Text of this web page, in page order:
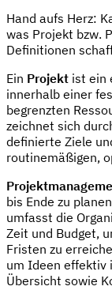
Hand aufs Herz:
was Projekt bzw.
Definitionen
Ein Projekt ist ein
innerhalb einer
begrenzten
zeichnet sich
definierte Ziele
routinemäßigen,
bis Ende zu
umfasst die
Zeit und Budget,
Fristen zu
um Ideen effektiv
Übersicht sowie